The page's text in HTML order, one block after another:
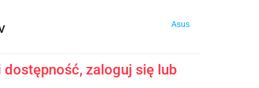
Asus
dostępność, zaloguj się lub